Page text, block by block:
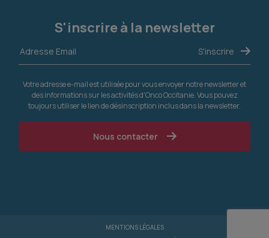
S'inscrire à la newsletter
Votre adresse e-mail est utilisée pour vous envoyer notre newsletter et
des informations sur les activités d'Onco Occitanie. Vous pouvez
toujours utiliser le lien de désinscription inclus dans la newsletter.
Nous contacter
MENTIONS LÉGALES